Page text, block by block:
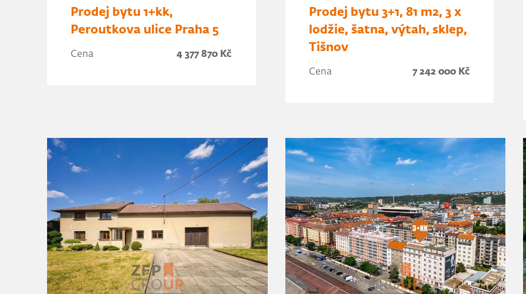
Prodej bytu 1+kk,
Peroutkova ulice Praha 5
Cena 4 377 870 Kč
Prodej bytu 3+1, 81 m2, 3 x
lodžie, šatna, výtah, sklep,
Tišnov
Cena 7 242 000 Kč